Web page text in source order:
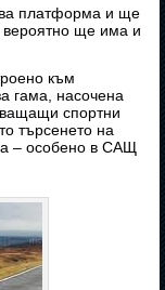
платформа и ще
вероятно ще има и
към
гама, насочена
спортни
търсенето на
– особено в САЩ